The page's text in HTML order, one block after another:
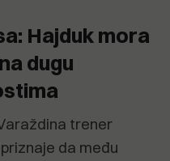
Hajduk mora
dugu
trener
da među